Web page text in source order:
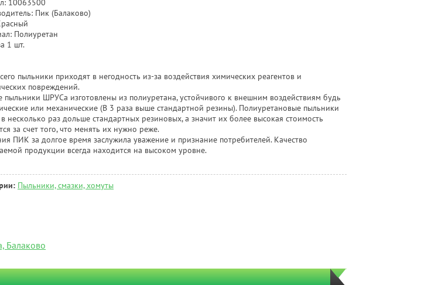
10063500
Пик (Балаково)
Полиуретан
1 шт.
пыльники приходят в негодность из-за воздействия химических реагентов и
повреждений.
пыльники ШРУСа изготовлены из полиуретана, устойчивого к внешним воздействиям будь
или механические (В 3 раза выше стандартной резины). Полиуретановые пыльники
несколько раз дольше стандартных резиновых, а значит их более высокая стоимость
за счет того, что менять их нужно реже.
ПИК за долгое время заслужила уважение и признание потребителей. Качество
продукции всегда находится на высоком уровне.
Пыльники, смазки, хомуты
Балаково